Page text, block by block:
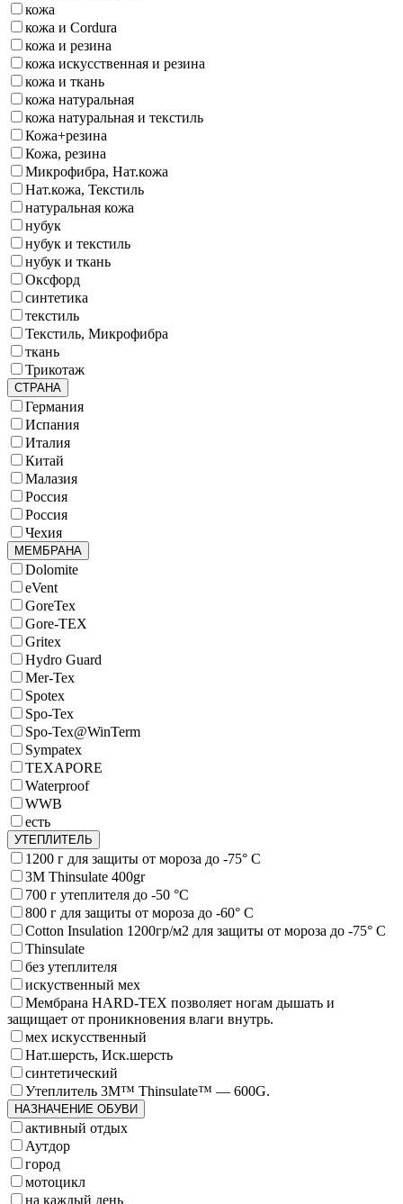
кожа
кожа и Cordura
кожа и резина
кожа искусственная и резина
кожа и ткань
кожа натуральная
кожа натуральная и текстиль
Кожа+резина
Кожа, резина
Микрофибра, Нат.кожа
Нат.кожа, Текстиль
натуральная кожа
нубук
нубук и текстиль
нубук и ткань
Оксфорд
синтетика
текстиль
Текстиль, Микрофибра
ткань
Трикотаж
СТРАНА
Германия
Испания
Италия
Китай
Малазия
Россия
Россия
Чехия
МЕМБРАНА
Dolomite
eVent
GoreTex
Gore-TEX
Gritex
Hydro Guard
Mer-Tex
Spotex
Spo-Tex
Spo-Tex@WinTerm
Sympatex
TEXAPORE
Waterproof
WWB
есть
УТЕПЛИТЕЛЬ
1200 г для защиты от мороза до -75° C
3M Thinsulate 400gr
700 г утеплителя до -50 °C
800 г для защиты от мороза до -60° C
Cotton Insulation 1200гр/м2 для защиты от мороза до -75° C
Thinsulate
без утеплителя
искуственный мех
Мембрана HARD-TEX позволяет ногам дышать и
защищает от проникновения влаги внутрь.
мех искусственный
Нат.шерсть, Иск.шерсть
синтетический
Утеплитель 3M™ Thinsulate™ — 600G.
НАЗНАЧЕНИЕ ОБУВИ
активный отдых
Аутдор
город
мотоцикл
на каждый день